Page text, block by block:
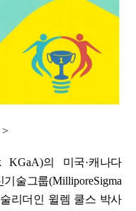
KGaA)의 미국·캐나다
술그룹(MilliporeSigma
리더인 윌렘 쿨스 박사